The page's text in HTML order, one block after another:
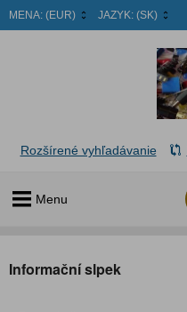
MENA: (EUR) JAZYK: (SK)
Menu
Rozšírené vyhľadávanie
Informační slpek